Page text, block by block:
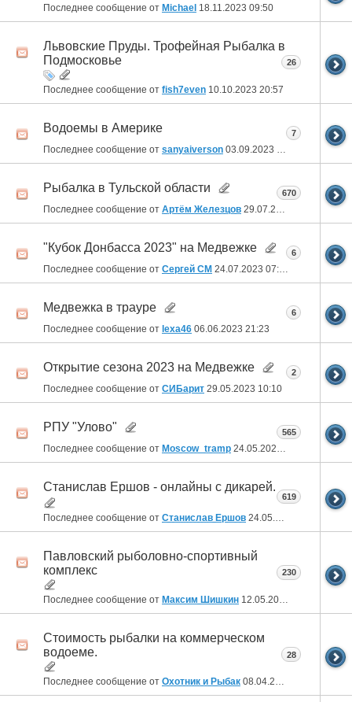
Последнее сообщение от Michael 18.11.2023 09:50
Львовские Пруды. Трофейная Рыбалка в
Подмосковье
Последнее сообщение от fish7even 10.10.2023 20:57
26
Водоемы в Америке
Последнее сообщение от sanyaiverson 03.09.2023
7
Рыбалка в Тульской области
Последнее сообщение от Артём Железцов 29.07.2023
670
"Кубок Донбасса 2023" на Медвежке
Последнее сообщение от Сергей СМ 24.07.2023 07:53
6
Медвежка в трауре
Последнее сообщение от lexa46 06.06.2023 21:23
6
Открытие сезона 2023 на Медвежке
Последнее сообщение от СИБарит 29.05.2023 10:10
2
РПУ "Улово"
Последнее сообщение от Moscow_tramp 24.05.2023
565
Станислав Ершов - онлайны с дикарей.
Последнее сообщение от Станислав Ершов 24.05.2023
619
Павловский рыболовно-спортивный
комплекс
Последнее сообщение от Максим Шишкин 12.05.2023
230
Стоимость рыбалки на коммерческом
водоеме.
Последнее сообщение от Охотник и Рыбак 08.04.2023
28